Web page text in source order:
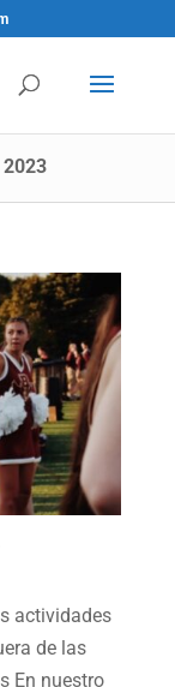
actividades
de las
En nuestro